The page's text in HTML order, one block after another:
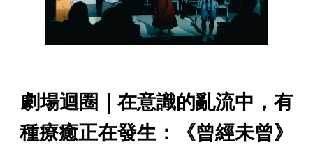
劇場迴圈｜在意識的亂流中，有
種療癒正在發生：《曾經未曾》